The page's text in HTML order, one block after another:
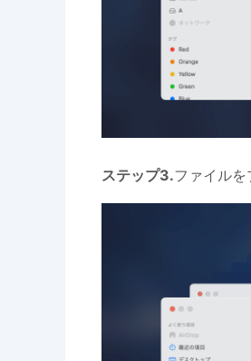
ステップ3.ファイルを